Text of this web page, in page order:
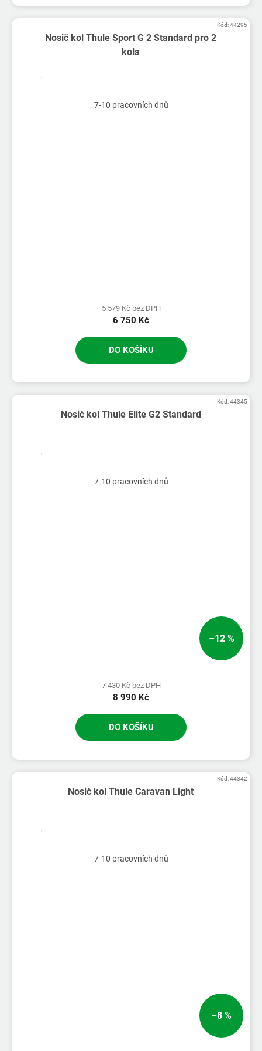
Nosič kol Thule Sport G 2 Standard pro 2
kola
7-10 pracovních dnů
5 579 Kč bez DPH
6 750 Kč
DO KOŠÍKU
Kód:44295
Nosič kol Thule Elite G2 Standard
7-10 pracovních dnů
–12 %
7 430 Kč bez DPH
8 990 Kč
DO KOŠÍKU
Kód:44345
Nosič kol Thule Caravan Light
7-10 pracovních dnů
–8 %
Kód:44342